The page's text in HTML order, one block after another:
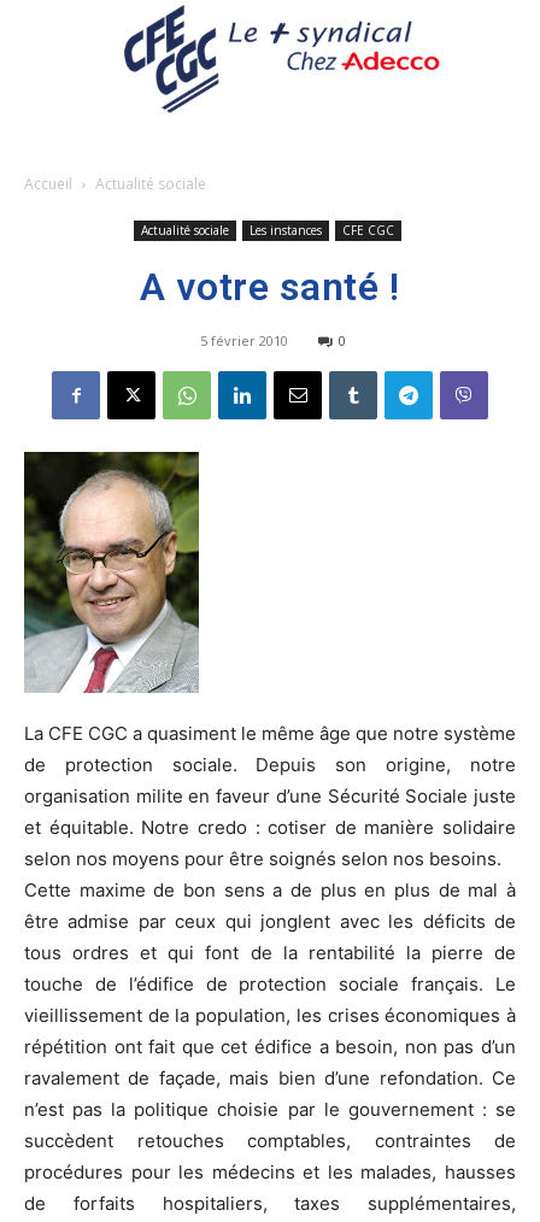
Accueil Actualité sociale
Actualité sociale Les instances CFE CGC
A votre santé !
5 février 2010 0
La CFE CGC a quasiment le même âge que notre système
de protection sociale. Depuis son origine, notre
organisation milite en faveur d’une Sécurité Sociale juste
et équitable. Notre credo : cotiser de manière solidaire
selon nos moyens pour être soignés selon nos besoins.
Cette maxime de bon sens a de plus en plus de mal à
être admise par ceux qui jonglent avec les déficits de
tous ordres et qui font de la rentabilité la pierre de
touche de l’édifice de protection sociale français. Le
vieillissement de la population, les crises économiques à
répétition ont fait que cet édifice a besoin, non pas d’un
ravalement de façade, mais bien d’une refondation. Ce
n’est pas la politique choisie par le gouvernement : se
succèdent retouches comptables, contraintes de
procédures pour les médecins et les malades, hausses
de forfaits hospitaliers, taxes supplémentaires,